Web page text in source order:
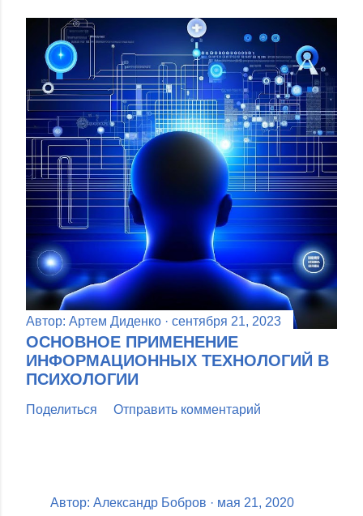
Автор: Артем Диденко сентября 21, 2023
ОСНОВНОЕ ПРИМЕНЕНИЕ
ИНФОРМАЦИОННЫХ ТЕХНОЛОГИЙ В
ПСИХОЛОГИИ
Поделиться Отправить комментарий
Автор: Александр Бобров мая 21, 2020